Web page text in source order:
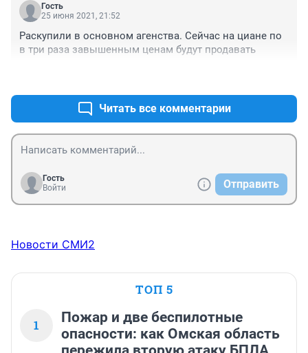
Гость
25 июня 2021, 21:52
Раскупили в основном агенства. Сейчас на циане по
в три раза завышенным ценам будут продавать
Читать все комментарии
Гость
Войти
Отправить
Новости СМИ2
ТОП 5
1
Пожар и две беспилотные
опасности: как Омская область